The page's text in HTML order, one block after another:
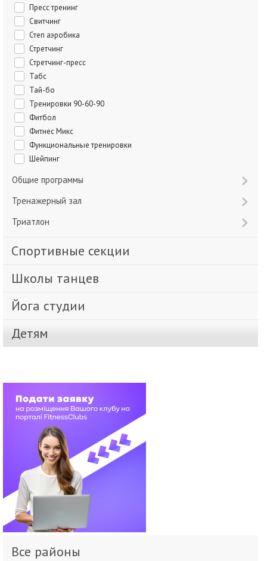
Пресс тренинг
Свитчинг
Степ аэробика
Стретчинг
Стретчинг-пресс
Табс
Тай-бо
Тренировки 90-60-90
Фитбол
Фитнес Микс
Функциональные тренировки
Шейпинг
Общие программы
Тренажерный зал
Триатлон
Спортивные секции
Школы танцев
Йога студии
Детям
Все районы